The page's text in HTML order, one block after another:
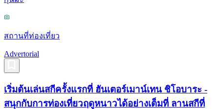
สถานที่ท่องเที่ยว
Advertorial
เริ่มต้นเล่นสกีครั้งแรกที่ ฮันเตอร์เมาน์เทน ชิโอบาระ -
สนุกกับการท่องเที่ยวฤดูหนาวได้อย่างเต็มที่ ลานสกีที่